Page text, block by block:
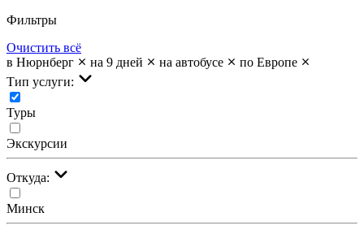
Фильтры
Очистить всё
в Нюрнберг
на 9 дней на автобусе
по Европе
Тип услуги:
Туры
Экскурсии
Откуда:
Минск